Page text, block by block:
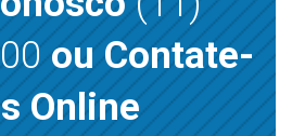
ou Contate-
Online